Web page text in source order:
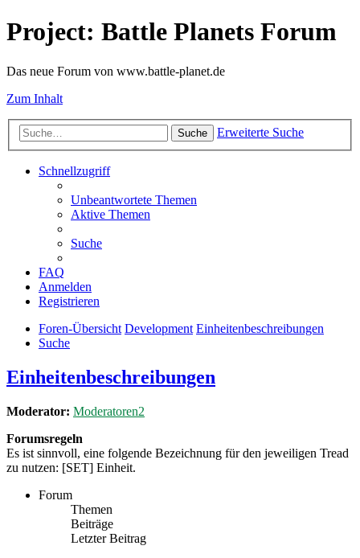
Project: Battle Planets Forum
Das neue Forum von www.battle-planet.de
Zum Inhalt
Suche Erweiterte Suche
Schnellzugriff
Unbeantwortete Themen
Aktive Themen
Suche
FAQ
Anmelden
Registrieren
Foren-Übersicht Development Einheitenbeschreibungen
Suche
Einheitenbeschreibungen
Moderator: Moderatoren2
Forumsregeln
Es ist sinnvoll, eine folgende Bezeichnung für den jeweiligen Tread
zu nutzen: [SET] Einheit.
Forum
Themen
Beiträge
Letzter Beitrag